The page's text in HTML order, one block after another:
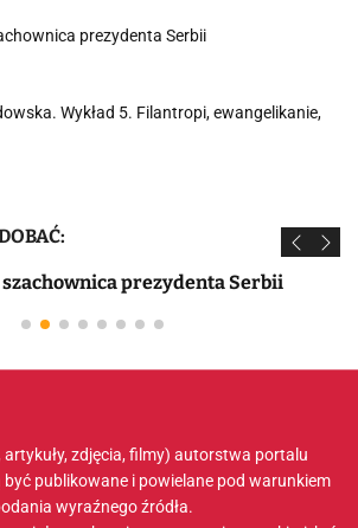
prezydenta Serbii
Wykład 5. Filantropi, ewangelikanie,
szachownica prezydenta Serbii
artykuły, zdjęcia, filmy) autorstwa portalu
publikowane i powielane pod warunkiem
wyraźnego źródła.